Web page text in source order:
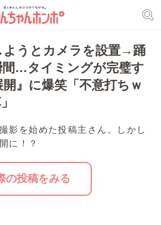
ようとカメラを設置→踊
間…タイミングが完璧す
』に爆笑「不意打ちｗ
影を始めた投稿主さん。しかし
に！？
の投稿をみる